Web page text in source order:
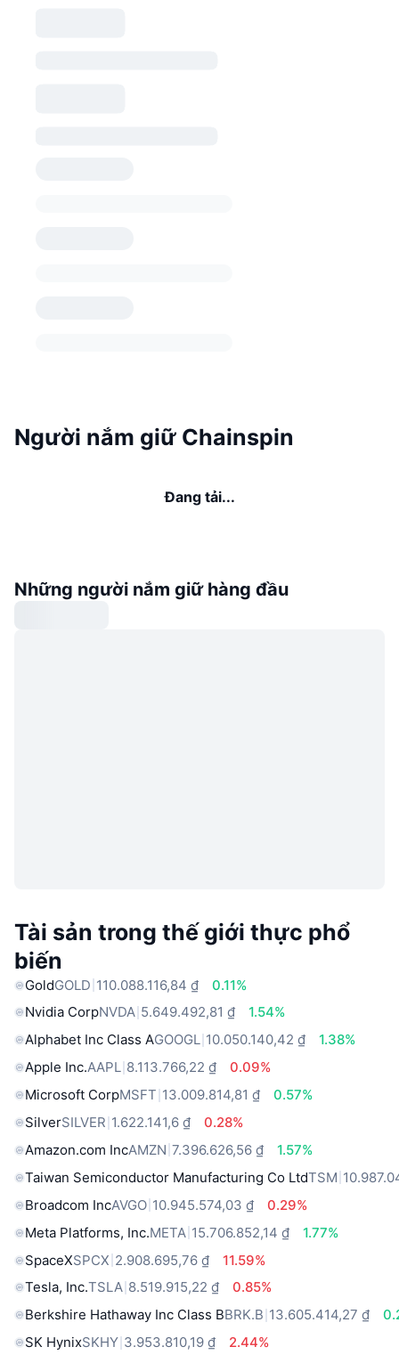
Người nắm giữ Chainspin
Đang tải...
Những người nắm giữ hàng đầu
Tài sản trong thế giới thực phổ
biến
GoldGOLD 110.088.116,84 ₫
0.11%
Nvidia CorpNVDA 5.649.492,81 ₫
1.54%
Alphabet Inc Class AGOOGL 10.050.140,42 ₫
1.38%
Apple Inc.AAPL 8.113.766,22 ₫
0.09%
Microsoft CorpMSFT 13.009.814,81 ₫
0.57%
SilverSILVER 1.622.141,6 ₫
0.28%
Amazon.com IncAMZN 7.396.626,56 ₫
1.57%
Taiwan Semiconductor Manufacturing Co LtdTSM
Broadcom IncAVGO 10.945.574,03 ₫
0.29%
Meta Platforms, Inc.META 15.706.852,14 ₫
1.77%
SpaceXSPCX 2.908.695,76 ₫
11.59%
Tesla, Inc.TSLA 8.519.915,22 ₫
0.85%
Berkshire Hathaway Inc Class BBRK.B 13.605.414,27 ₫
SK HynixSKHY 3.953.810,19 ₫
2.44%